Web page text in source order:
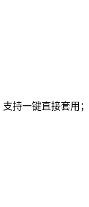
持一键直接套用